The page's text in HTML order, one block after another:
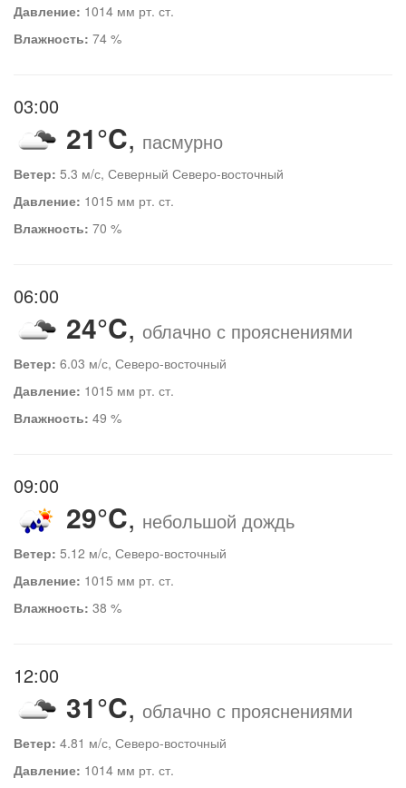
Давление: 1014 мм рт. ст.
Влажность: 74 %
03:00
21°C, пасмурно
Ветер: 5.3 м/с, Северный Северо-восточный
Давление: 1015 мм рт. ст.
Влажность: 70 %
06:00
24°C, облачно с прояснениями
Ветер: 6.03 м/с, Северо-восточный
Давление: 1015 мм рт. ст.
Влажность: 49 %
09:00
29°C, небольшой дождь
Ветер: 5.12 м/с, Северо-восточный
Давление: 1015 мм рт. ст.
Влажность: 38 %
12:00
31°C, облачно с прояснениями
Ветер: 4.81 м/с, Северо-восточный
Давление: 1014 мм рт. ст.